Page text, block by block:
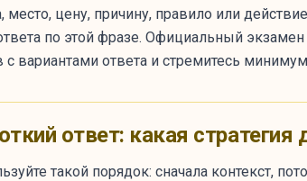
место, цену, причину, правило или
по этой фразе. Официальный
с вариантами ответа и стремитесь
ответ: какая
такой порядок: сначала контекст,